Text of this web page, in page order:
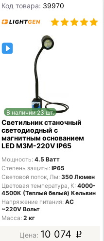
Код товара: 39970
В наличии 23 шт.
Светильник станочный
светодиодный с
магнитным основанием
LED M3M-220V IP65
Мощность 4.5 Ватт
Степень защиты IP65
Световой поток, Лм 350 Люмен
Цветовая температура, К 4000-
4500К (Теплый белый) Кельвин
Напряжение питания AC
~220V Вольт
Масса 2 кг
10 074 p